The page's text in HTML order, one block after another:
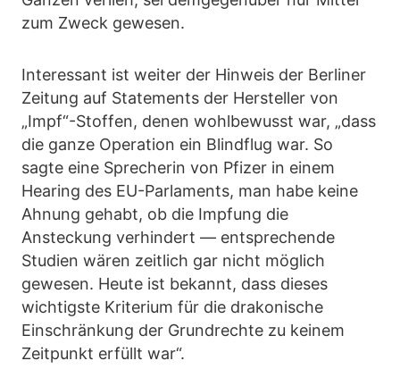
zum Zweck gewesen.
Interessant ist weiter der Hinweis der Berliner
Zeitung auf Statements der Hersteller von
„Impf“-Stoffen, denen wohlbewusst war, „dass
die ganze Operation ein Blindflug war. So
sagte eine Sprecherin von Pfizer in einem
Hearing des EU-Parlaments, man habe keine
Ahnung gehabt, ob die Impfung die
Ansteckung verhindert — entsprechende
Studien wären zeitlich gar nicht möglich
gewesen. Heute ist bekannt, dass dieses
wichtigste Kriterium für die drakonische
Einschränkung der Grundrechte zu keinem
Zeitpunkt erfüllt war“.